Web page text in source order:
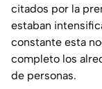
citados por la
estaban
constante esta
completo los
de personas.